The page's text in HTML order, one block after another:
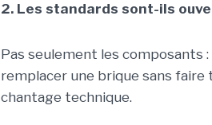
2. Les standards sont-ils
Pas seulement les composants
remplacer une brique sans
chantage technique.